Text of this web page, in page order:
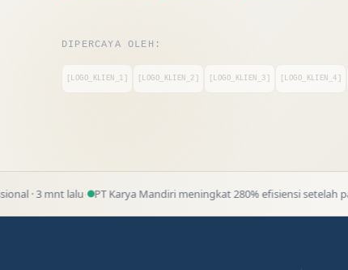
DIPERCAYA OLEH:
[LOGO_KLIEN_1] [LOGO_KLIEN_2] [LOGO_KLIEN_3] [LOGO_KLIEN_4]
· PT Karya Mandiri meningkat 280% efisiensi setelah pakai gambar